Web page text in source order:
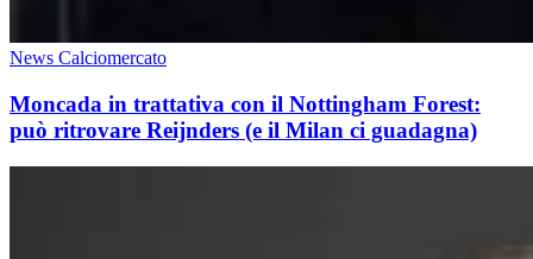
News Calciomercato
Moncada in trattativa con il Nottingham Forest:
può ritrovare Reijnders (e il Milan ci guadagna)